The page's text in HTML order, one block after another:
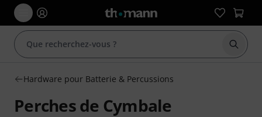
Hardware pour Batterie & Percussions
Perches de Cymbale